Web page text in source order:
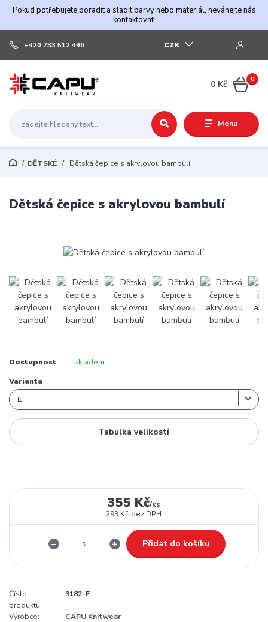
Pokud potřebujete poradit a sladit barvy nebo materiál, neváhejte nás
kontaktovat.
Menu
CZK
+420 733 512 496
0
0 Kč
DĚTSKÉ Dětská čepice s akrylovou bambulí
Dětská čepice s akrylovou bambulí
Dostupnost skladem
Varianta
Tabulka velikostí
355 Kč/ks
293 Kč bez DPH
Přidat do košíku
Číslo
produktu:
3182-E
Výrobce: CAPU Knitwear